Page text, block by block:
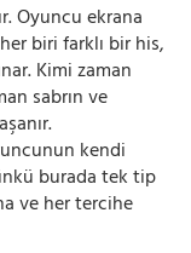
Oyuncu ekrana
biri farklı bir his,
Kimi zaman
sabrın ve
kendi
burada tek tip
ve her tercihe